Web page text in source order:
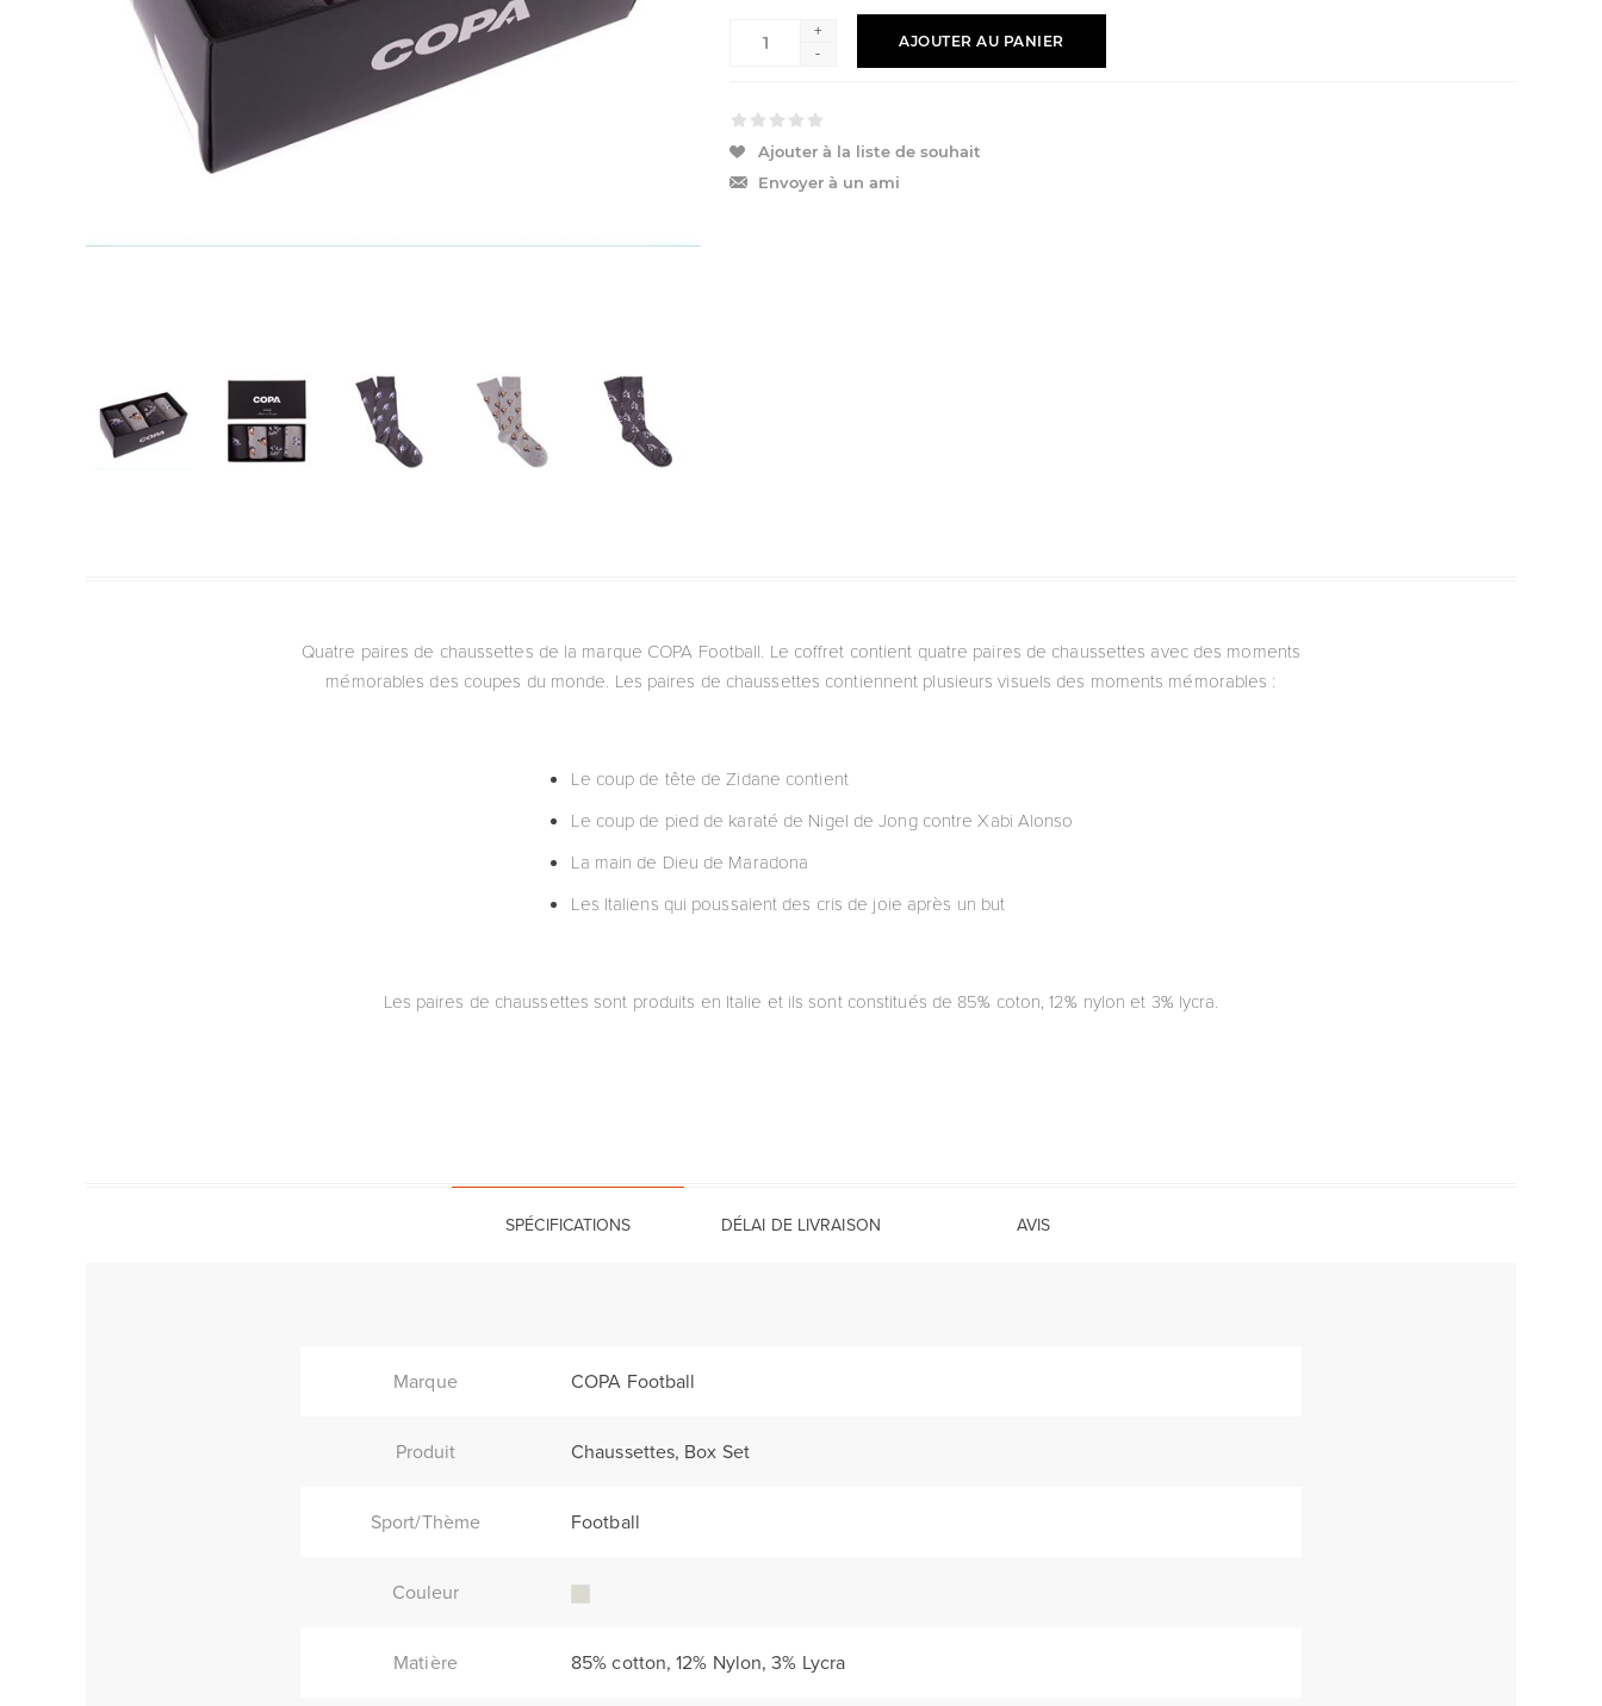
+
-
AJOUTER AU PANIER
Ajouter à la liste de souhait
Envoyer à un ami
Quatre paires de chaussettes de la marque COPA Football. Le coffret contient quatre paires de chaussettes avec des moments
mémorables des coupes du monde. Les paires de chaussettes contiennent plusieurs visuels des moments mémorables :
Le coup de tête de Zidane contient
Le coup de pied de karaté de Nigel de Jong contre Xabi Alonso
La main de Dieu de Maradona
Les Italiens qui poussaient des cris de joie après un but
Les paires de chaussettes sont produits en Italie et ils sont constitués de 85% coton, 12% nylon et 3% lycra.
SPÉCIFICATIONS DÉLAI DE LIVRAISON AVIS
Marque COPA Football
Produit Chaussettes, Box Set
Sport/Thème Football
Couleur
Matière 85% cotton, 12% Nylon, 3% Lycra